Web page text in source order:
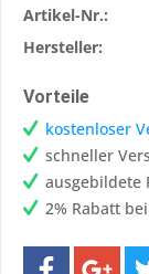
Artikel-Nr.:
Hersteller:
Vorteile
kostenloser
schneller
ausgebildete
2% Rabatt